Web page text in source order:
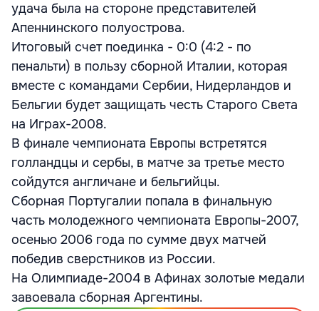
удача была на стороне представителей
Апеннинского полуострова.
Итоговый счет поединка - 0:0 (4:2 - по
пенальти) в пользу сборной Италии, которая
вместе с командами Сербии, Нидерландов и
Бельгии будет защищать честь Старого Света
на Играх-2008.
В финале чемпионата Европы встретятся
голландцы и сербы, в матче за третье место
сойдутся англичане и бельгийцы.
Сборная Португалии попала в финальную
часть молодежного чемпионата Европы-2007,
осенью 2006 года по сумме двух матчей
победив сверстников из России.
На Олимпиаде-2004 в Афинах золотые медали
завоевала сборная Аргентины.